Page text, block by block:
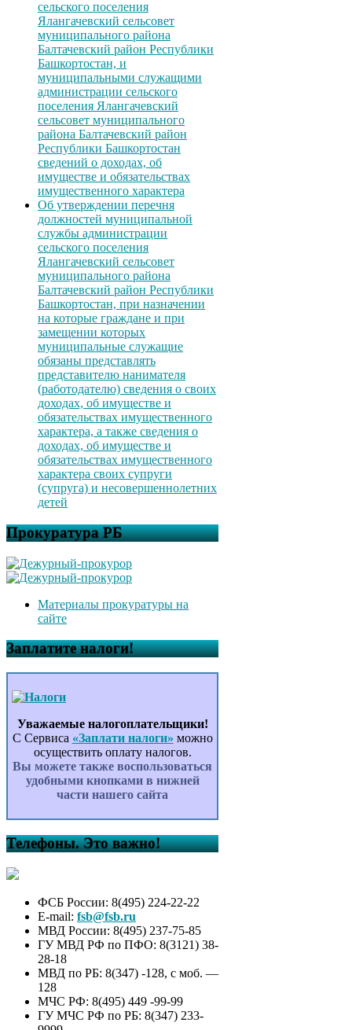
сельского поселения
Ялангачевский сельсовет
муниципального района
Балтачевский район Республики
Башкортостан, и
муниципальными служащими
администрации сельского
поселения Ялангачевский
сельсовет муниципального
района Балтачевский район
Республики Башкортостан
сведений о доходах, об
имуществе и обязательствах
имущественного характера
Об утверждении перечня
должностей муниципальной
службы администрации
сельского поселения
Ялангачевский сельсовет
муниципального района
Балтачевский район Республики
Башкортостан, при назначении
на которые граждане и при
замещении которых
муниципальные служащие
обязаны представлять
представителю нанимателя
(работодателю) сведения о своих
доходах, об имуществе и
обязательствах имущественного
характера, а также сведения о
доходах, об имуществе и
обязательствах имущественного
характера своих супруги
(супруга) и несовершеннолетних
детей
Прокуратура РБ
Материалы прокуратуры на
сайте
Заплатите налоги!
Уважаемые налогоплательщики!
С Сервиса «Заплати налоги» можно
осуществить оплату налогов.
Вы можете также воспользоваться
удобными кнопками в нижней
части нашего сайта
Телефоны. Это важно!
ФСБ России: 8(495) 224-22-22
E-mail: fsb@fsb.ru
МВД России: 8(495) 237-75-85
ГУ МВД РФ по ПФО: 8(3121) 38-
28-18
МВД по РБ: 8(347) -128, с моб. —
128
МЧС РФ: 8(495) 449 -99-99
ГУ МЧС РФ по РБ: 8(347) 233-